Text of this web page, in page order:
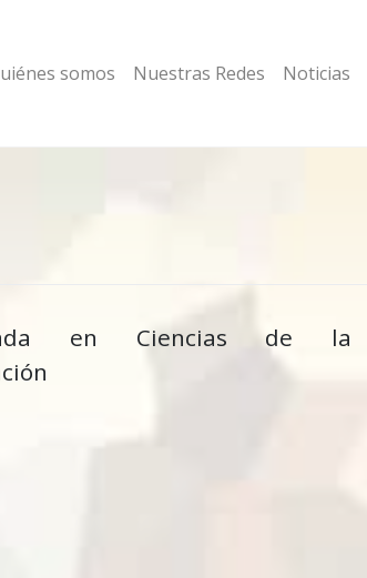
somos Nuestras Redes Noticias
en Ciencias de la